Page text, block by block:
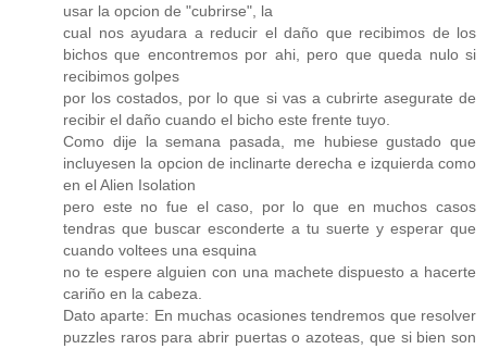
usar la opcion de "cubrirse", la
cual nos ayudara a reducir el daño que recibimos de los
bichos que encontremos por ahi, pero que queda nulo si
recibimos golpes
por los costados, por lo que si vas a cubrirte asegurate de
recibir el daño cuando el bicho este frente tuyo.
Como dije la semana pasada, me hubiese gustado que
incluyesen la opcion de inclinarte derecha e izquierda como
en el Alien Isolation
pero este no fue el caso, por lo que en muchos casos
tendras que buscar esconderte a tu suerte y esperar que
cuando voltees una esquina
no te espere alguien con una machete dispuesto a hacerte
cariño en la cabeza.
Dato aparte: En muchas ocasiones tendremos que resolver
puzzles raros para abrir puertas o azoteas, que si bien son